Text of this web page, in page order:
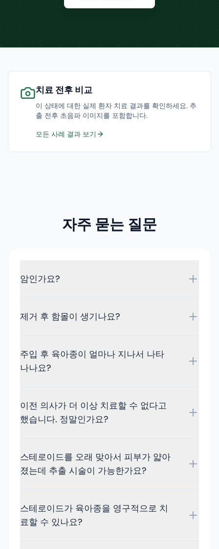
치료 전후 비교
이 상태에 대한 실제 환자 치료 결과를 확인하세요. 추
출 전후 초음파 이미지를 포함합니다.
모든 사례 결과 보기
자주 묻는 질문
암인가요?
제거 후 함몰이 생기나요?
주입 후 육아종이 얼마나 지나서 나타
나나요?
이전 의사가 더 이상 치료할 수 없다고
했습니다. 정말인가요?
스테로이드를 오래 맞아서 피부가 얇아
졌는데 추출 시술이 가능한가요?
스테로이드가 육아종을 영구적으로 치
료할 수 있나요?